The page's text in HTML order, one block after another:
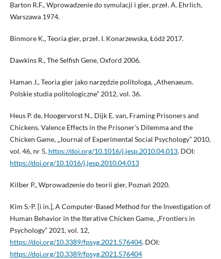
Barton R.F., Wprowadzenie do symulacji i gier, przeł. A. Ehrlich,
Warszawa 1974.
Binmore K., Teoria gier, przeł. I. Konarzewska, Łódź 2017.
Dawkins R., The Selfish Gene, Oxford 2006.
Haman J., Teoria gier jako narzędzie politologa, „Athenaeum.
Polskie studia politologiczne” 2012, vol. 36.
Heus P. de, Hoogervorst N., Dijk E. van, Framing Prisoners and
Chickens. Valence Effects in the Prisoner’s Dilemma and the
Chicken Game, „Journal of Experimental Social Psychology” 2010,
vol. 46, nr 5, https://doi.org/10.1016/j.jesp.2010.04.013. DOI:
https://doi.org/10.1016/j.jesp.2010.04.013
Kilber P., Wprowadzenie do teorii gier, Poznań 2020.
Kim S.-P. [i in.], A Computer-Based Method for the Investigation of
Human Behavior in the Iterative Chicken Game, „Frontiers in
Psychology” 2021, vol. 12,
https://doi.org/10.3389/fpsyg.2021.576404. DOI:
https://doi.org/10.3389/fpsyg.2021.576404